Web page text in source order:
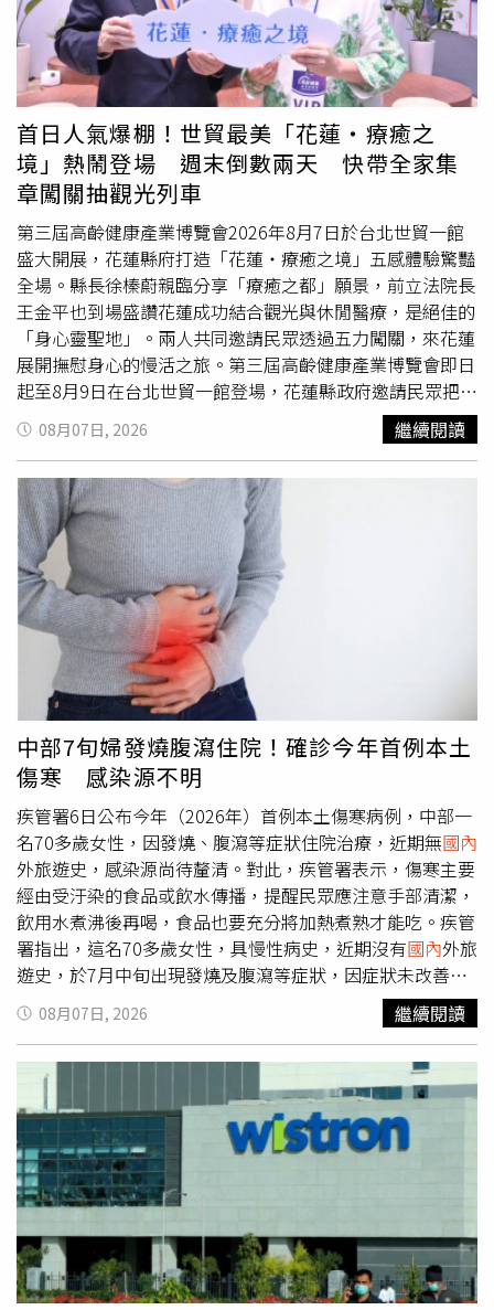
談採購500萬劑BNT疫苗，但最終並未完成簽約，也沒有因
此取得疫苗。她認為，慈濟依法追回遭詐款項，以及司法機
關追究相關不法行為，都是必要之舉，但不應因此否定當年
民間團體最終成功採購1500萬劑BNT疫苗，並實際補充國
內疫苗需求的事實。徐巧芯批評，民進黨現在將疫苗詐騙案
與過去的政治爭議重新拼接，無法取代政府當時疫苗採購過
程仍有待說明的問題。她要求執政黨回應，政府自購BNT為
何未能完成簽約，以及為何疫情期間需要民間團體另外籌措
資源採購疫苗。她最後表示，疫情期間民眾等待疫苗的經歷
仍是社會記憶，政府應檢討當時政策執行與溝通過程，而不
是藉由如今的司法案件，重新改寫當年的疫苗採購爭議。
首日人氣爆棚！世貿最美「花蓮‧療癒之
境」熱鬧登場 週末倒數兩天 快帶全家集
章闖關抽觀光列車
第三屆高齡健康產業博覽會2026年8月7日於台北世貿一館
盛大開展，花蓮縣府打造「花蓮‧療癒之境」五感體驗驚豔
全場。縣長徐榛蔚親臨分享「療癒之都」願景，前立法院長
王金平也到場盛讚花蓮成功結合觀光與休閒醫療，是絕佳的
「身心靈聖地」。兩人共同邀請民眾透過五力闖關，來花蓮
展開撫慰身心的慢活之旅。第三屆高齡健康產業博覽會即日
起至8月9日在台北世貿一館登場，花蓮縣政府邀請民眾把握
週末最後兩天，前往「花蓮‧療癒之境」集章闖關、抽山嵐
號觀光列車車票。(圖片提供／花蓮縣政府)跨界樂聲揭開序
幕，徐榛蔚勾勒「療癒之都」願景本次由花蓮縣政府精心打
造的「花蓮‧療癒之境」主題展區是首日最大亮點！開幕活
動熱鬧非凡，特別邀請跨界樂團「草黎貓」打破音樂疆界，
以東方琵琶的清脆弦音融合西方大提琴的渾厚呢喃，象徵花
蓮自然與人文和諧共鳴，宛如微風拂過縱谷與海浪拍打岸
際，花蓮縣長徐榛蔚與前立法院長王金平都到場力挺，為活
動揭開優雅序幕。前立法院長王金平(右)分享曾在花蓮服役
的回憶，並肯定花蓮結合觀光、休閒與醫療發展，打造療癒
旅遊新亮點。圖右花蓮縣長徐榛蔚。(圖片提供／花蓮縣政
府)前立法院長王金平致詞時回憶，早年曾在花蓮服役並居
住過一個多月，深刻體會到花蓮壯闊山海的得天獨厚，直言
「花蓮人非常有福氣」。他特別讚賞縣長徐榛蔚帶領縣府團
隊，成功將觀光、休閒與醫療產業結合，將花蓮打造成身心
靈的療癒寶地。王金平期盼，未來能進一步將花蓮推廣至國
際，吸引國內外旅客前來觀光、醫療與長住，讓花蓮成為全
球知名的「身心靈聖地」。花蓮縣長徐榛蔚表示，現代人生
活離不開手機，但有多久沒有真正放下手機、重新感受自己
的身體與周遭環境，她提到，從走進「花蓮．療癒之境」時
聽見的音樂開始，就希望透過聲音引導大家放慢腳步、調息
身心，並從眼、耳、口、鼻、身等五感出發，串聯身體力、
修復力、食養力、安心力與連結力等「五力」體驗，呼應花
蓮長期推動的「吃在地、用在地」，以及天地人共生、食療
養身的生活理念。她也希望，民眾透過展場中的山海沉浸體
驗、在地飲食、自然香氛與交流空間，重新找回被忙碌生活
拉走的感受力與療癒力，體會「當下就是幸福」，更懂得珍
惜自己與家人。徐榛蔚最後也向大家喊話，現在就買張車票
到花蓮，親自走進山海與日常，重新感受返璞歸真的簡單幸
福。走進「花蓮．療癒之境」時聽見的音樂開始，就希望透
過「眼、耳、口、鼻、身」五感體驗，帶領民眾放慢步調，
感受花蓮慢活療癒的生活哲學。(圖片提供／花蓮縣政府)打
開任意門秒飛花蓮！五力闖關集好禮走進展區，宛如打開任
意門一秒置身花蓮山海。現場推出超好玩的「集章五力體
08月07日, 2026 繼續閱讀
中部7旬婦發燒腹瀉住院！確診今年首例本土
傷寒 感染源不明
疾管署6日公布今年（2026年）首例本土傷寒病例，中部一
名70多歲女性，因發燒、腹瀉等症狀住院治療，近期無國內
外旅遊史，感染源尚待釐清。對此，疾管署表示，傷寒主要
經由受汙染的食品或飲水傳播，提醒民眾應注意手部清潔，
飲用水煮沸後再喝，食品也要充分將加熱煮熟才能吃。疾管
署指出，這名70多歲女性，具慢性病史，近期沒有國內外旅
遊史，於7月中旬出現發燒及腹瀉等症狀，因症狀未改善，
就醫後住院治療，經糞便採檢送驗確診，目前已出院返家休
養；另經調查計有同住家人3名與相關接觸者42名，其中1
人有腹瀉症狀，衛生單位已完成3名同住家人及1名有症狀接
觸者採檢送驗，4人檢驗結果均為陰性，並同時衛教接觸者
進行健康監測，以及落實飲食與手部衛生。疾管署提到，依
統計資料顯示，
國內
今年累計4例傷寒確定病例，其中1例本
土病例及3例境外移入，本土病例數與2022至2025年同期
（介於1至3例）相當；
中11例本土病例及29例境外移入，年齡以20至39歲為多，
境外移入以印尼22例為多。疾管署說明，傷寒為第二類法定
傳染病，是由傷寒桿菌引起之腸道傳染病，潛伏期一般為8
至14天（可由3至60天不等），主要透過食用受病患或帶菌
08月07日, 2026 繼續閱讀